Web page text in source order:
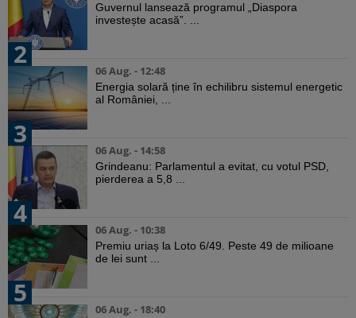
Guvernul lansează programul „Diaspora
investește acasă”. ...
2
06 Aug. - 12:48
Energia solară ține în echilibru sistemul energetic
al României, ...
3
06 Aug. - 14:58
Grindeanu: Parlamentul a evitat, cu votul PSD,
pierderea a 5,8 ...
4
06 Aug. - 10:38
Premiu uriaș la Loto 6/49. Peste 49 de milioane
de lei sunt ...
5
06 Aug. - 18:40